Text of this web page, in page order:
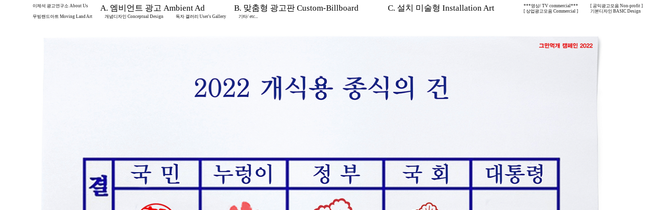
이제석 광고연구소 About Us A. 엠비언트 광고 Ambient Ad B. 맞춤형 광고판 Custom-Billboard C. 설치 미술형 Installation Art ***영상/ TV commercial***
[ 공익광고모음 Non-profit ]
[ 상업광고모음 Commercial ]
기본디자인 BASIC Design
무빙랜드아트 Moving Land Art
개념디자인 Conceptual Design 독자 갤러리 User's Gallery 기타/ etc...